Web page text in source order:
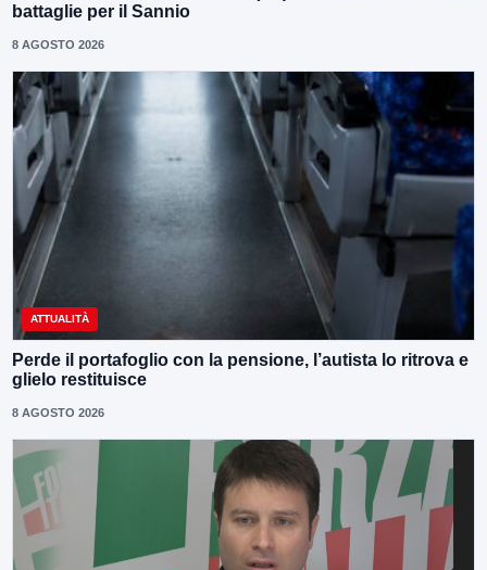
battaglie per il Sannio
8 AGOSTO 2026
ATTUALITÀ
Perde il portafoglio con la pensione, l’autista lo ritrova e
glielo restituisce
8 AGOSTO 2026